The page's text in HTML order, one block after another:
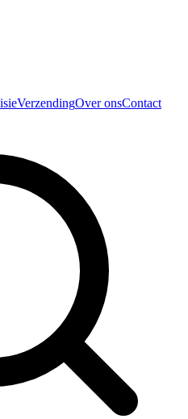
VerzendingOver onsContact